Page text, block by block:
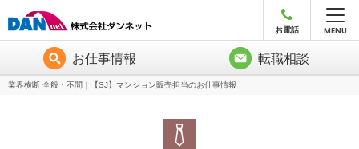
MENU
お仕事情報 転職相談
お電話
業界横断 全般・不問｜【SJ】マンション販売担当のお仕事情報